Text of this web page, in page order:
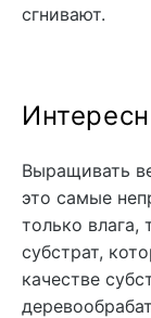
сгнивают.
Выращивать
это самые
только влага,
субстрат,
качестве